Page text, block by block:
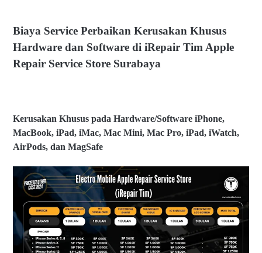
Biaya Service Perbaikan Kerusakan Khusus
Hardware dan Software di iRepair Tim Apple
Repair Service Store Surabaya
Kerusakan Khusus pada Hardware/Software iPhone,
MacBook, iPad, iMac, Mac Mini, Mac Pro, iPad, iWatch,
AirPods, dan MagSafe